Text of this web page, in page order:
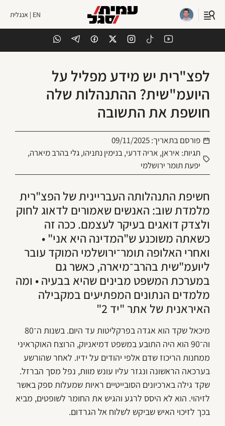
EN | אנגלית
לפצ"רית יש מידע מפליל על
היועמ"שית? ההתנהלות שלה
חושפת את התשובה
פורסם בתאריך:09/11/2025
תגיות: איראן, אריה דרעי,בנימין נתניהו,גלי בהרב מיארה,
יפעת תומר ירושלמי
חשיפת התנהלותה העבריינית של הפצ"רית
מלמדת שוב: האנשים שאמורים לדאוג לחוק
ולצדק דואגים בעיקר לעצמם. ככה זה
כשאתה משוכנע ש"המדינה היא אני" •
ואחרי האלופה תומר־ירושלמי המוקד עובר
ליועמ"שית בהרב־מיארה, כאשר גם
במערכת המשפט מבינים שהיא בבעיה • ומה
מלמדים הנתונים המפתיעים במקבילה
האיראנית של אתר "יד 2"
מיכאל שקד הוא אגדה בפרקליטות עד היום. בשנות ה־80
וה־90 הוא היה התובע במשפט דמיאניוק, הרוצח האוקראיני
ממחנות הריכוז שדם אלפי יהודים על ידיו. לאחר שהורשע
בערכאה הראשונה ונגזר עליו עונש מוות, נפל מסך הברזל.
שקד גילה בארכיונים הסובייטיים ראיות שמעלות ספק באשר
לזיהוי. הוא לא היסס לרגע והגיש את החומר לשופטים, מביא
בכך לזיכוי האיש שביקש לשלוח אל הגרדום.